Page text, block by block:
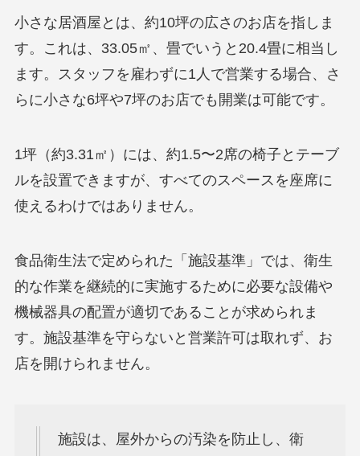
小さな居酒屋とは、約10坪の広さのお店を指しま
す。これは、33.05㎡、畳でいうと20.4畳に相当し
ます。スタッフを雇わずに1人で営業する場合、さ
らに小さな6坪や7坪のお店でも開業は可能です。
1坪（約3.31㎡）には、約1.5〜2席の椅子とテーブ
ルを設置できますが、すべてのスペースを座席に
使えるわけではありません。
食品衛生法で定められた「施設基準」では、衛生
的な作業を継続的に実施するために必要な設備や
機械器具の配置が適切であることが求められま
す。施設基準を守らないと営業許可は取れず、お
店を開けられません。
施設は、屋外からの汚染を防止し、衛